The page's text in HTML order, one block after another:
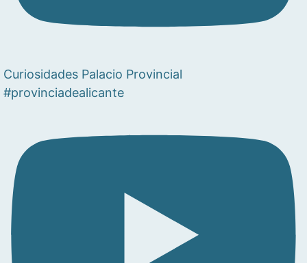
Curiosidades Palacio Provincial
#provinciadealicante